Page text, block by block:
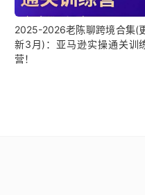
2025-2026老陈聊跨境合集(
新3月)：亚马逊实操通关训
营！